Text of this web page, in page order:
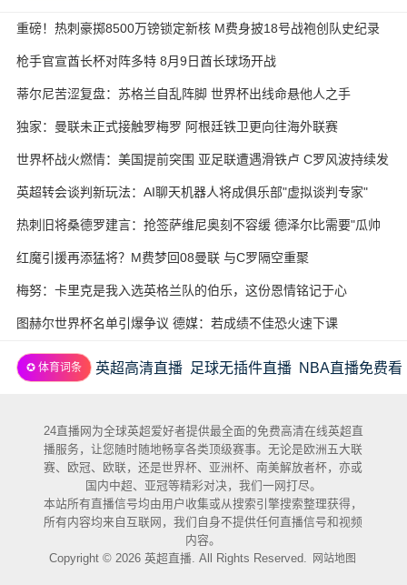
重磅！热刺豪掷8500万镑锁定新核 M费身披18号战袍创队史纪录
枪手官宣酋长杯对阵多特 8月9日酋长球场开战
蒂尔尼苦涩复盘：苏格兰自乱阵脚 世界杯出线命悬他人之手
独家：曼联未正式接触罗梅罗 阿根廷铁卫更向往海外联赛
世界杯战火燃情：美国提前突围 亚足联遭遇滑铁卢 C罗风波持续发
酵
英超转会谈判新玩法：AI聊天机器人将成俱乐部"虚拟谈判专家"
热刺旧将桑德罗建言：抢签萨维尼奥刻不容缓 德泽尔比需要"瓜帅
式"耐心
红魔引援再添猛将？M费梦回08曼联 与C罗隔空重聚
梅努：卡里克是我入选英格兰队的伯乐，这份恩情铭记于心
图赫尔世界杯名单引爆争议 德媒：若成绩不佳恐火速下课
✪ 体育词条 英超高清直播 足球无插件直播 NBA直播免费看
24直播网为全球英超爱好者提供最全面的免费高清在线英超直
播服务，让您随时随地畅享各类顶级赛事。无论是欧洲五大联
赛、欧冠、欧联，还是世界杯、亚洲杯、南美解放者杯，亦或
国内中超、亚冠等精彩对决，我们一网打尽。
本站所有直播信号均由用户收集或从搜索引擎搜索整理获得，
所有内容均来自互联网，我们自身不提供任何直播信号和视频
内容。
Copyright © 2026 英超直播. All Rights Reserved.
网站地图